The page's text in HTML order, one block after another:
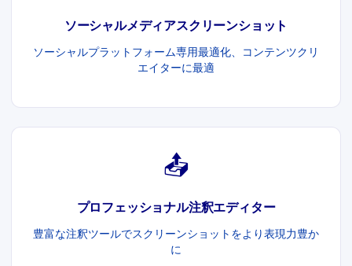
ソーシャルメディアスクリーンショット
ソーシャルプラットフォーム専用最適化、コンテンツクリ
エイターに最適
📤
プロフェッショナル注釈エディター
豊富な注釈ツールでスクリーンショットをより表現力豊か
に